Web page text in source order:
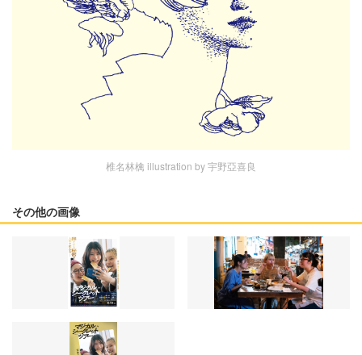
椎名林檎 illustration by 宇野亞喜良
その他の画像